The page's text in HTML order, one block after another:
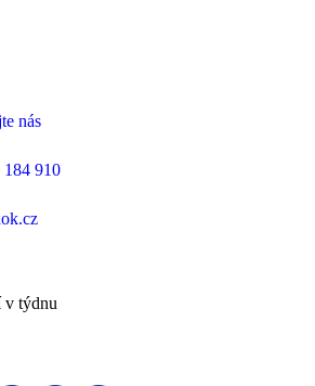
nás
184 910
v týdnu